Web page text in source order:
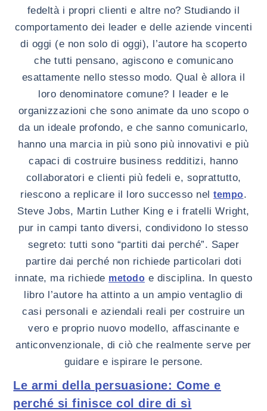
fedeltà i propri clienti e altre no? Studiando il
comportamento dei leader e delle aziende vincenti
di oggi (e non solo di oggi), l’autore ha scoperto
che tutti pensano, agiscono e comunicano
esattamente nello stesso modo. Qual è allora il
loro denominatore comune? I leader e le
organizzazioni che sono animate da uno scopo o
da un ideale profondo, e che sanno comunicarlo,
hanno una marcia in più sono più innovativi e più
capaci di costruire business redditizi, hanno
collaboratori e clienti più fedeli e, soprattutto,
riescono a replicare il loro successo nel tempo.
Steve Jobs, Martin Luther King e i fratelli Wright,
pur in campi tanto diversi, condividono lo stesso
segreto: tutti sono “partiti dai perché”. Saper
partire dai perché non richiede particolari doti
innate, ma richiede metodo e disciplina. In questo
libro l’autore ha attinto a un ampio ventaglio di
casi personali e aziendali reali per costruire un
vero e proprio nuovo modello, affascinante e
anticonvenzionale, di ciò che realmente serve per
guidare e ispirare le persone.
Le armi della persuasione: Come e
perché si finisce col dire di sì